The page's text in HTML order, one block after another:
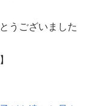
うございました